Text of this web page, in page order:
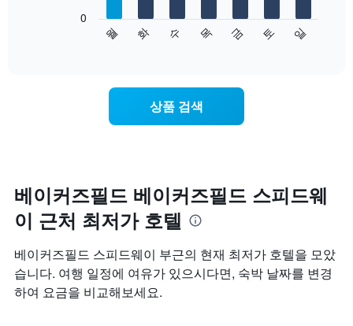
1
개
축
이
있
습
균
요
금
을
시
합
니
월 화 수 목 금 토 일
0
상품 검색
베이커즈필드 베이커즈필드 스피드웨
이 근처 최저가 호텔
베이커즈필드 스피드웨이 부근의 현재 최저가 호텔을 모았
습니다. 여행 일정에 여유가 있으시다면, 숙박 날짜를 변경
하여 요금을 비교해보세요.